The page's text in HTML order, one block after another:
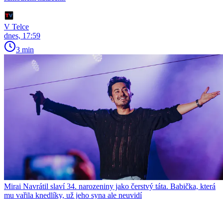
V Telce
dnes, 17:59
3 min
Mirai Navrátil slaví 34. narozeniny jako čerstvý táta. Babička, která
mu vařila knedlíky, už jeho syna ale neuvidí